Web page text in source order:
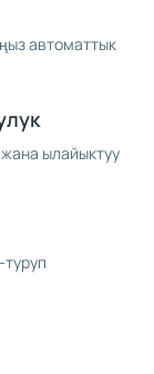
автоматтык
ылайыктуу